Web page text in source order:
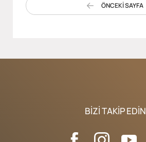
ÖNCEKİ SAYFA
BIZI TAKIP EDIN